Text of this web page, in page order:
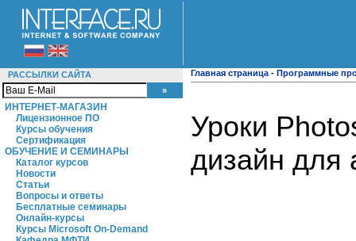
РАССЫЛКИ САЙТА
ИНТЕРНЕТ-МАГАЗИН
Лицензионное ПО
Курсы обучения
Сертификация
ОБУЧЕНИЕ И СЕМИНАРЫ
Каталог курсов
Новости
Статьи
Вопросы и ответы
Бесплатные семинары
Онлайн-курсы
Курсы Microsoft On-Demand
Главная страница - Программные
Уроки
дизайн для